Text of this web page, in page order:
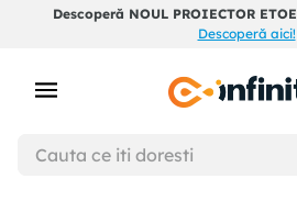
Descoperă NOUL PROIECTOR ETOE
Descoperă aici!